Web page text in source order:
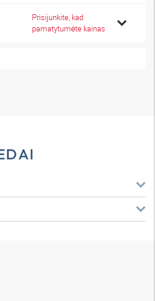
Prisijunkite, kad
pamatytumėte kainas